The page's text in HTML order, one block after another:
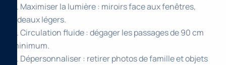
2. Maximiser la lumière : miroirs face aux fenêtres,
rideaux légers.
3. Circulation fluide : dégager les passages de 90 cm
minimum.
4. Dépersonnaliser : retirer photos de famille et objets